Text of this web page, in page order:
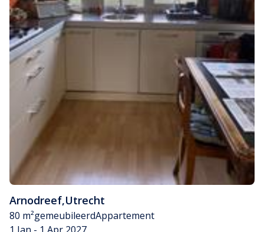
Arnodreef,Utrecht
80 m²gemeubileerdAppartement